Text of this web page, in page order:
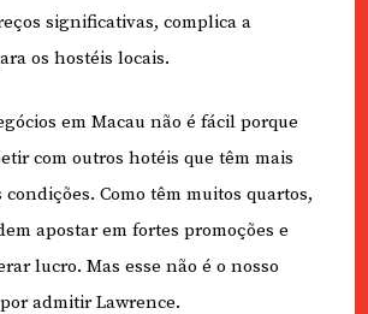
significativas, complica a
os hostéis locais.
em Macau não é fácil porque
com outros hotéis que têm mais
Como têm muitos quartos,
apostar em fortes promoções e
lucro. Mas esse não é o nosso
admitir Lawrence.